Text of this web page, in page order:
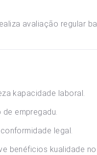
avaliação regular
kapacidade laboral.
empregadu.
legal.
benéficios kualidade